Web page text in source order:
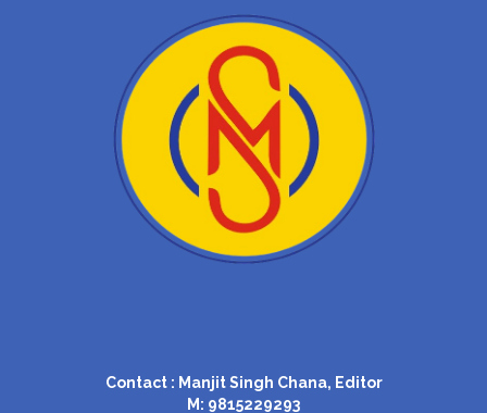
Contact : Manjit Singh Chana, Editor
M: 9815229293